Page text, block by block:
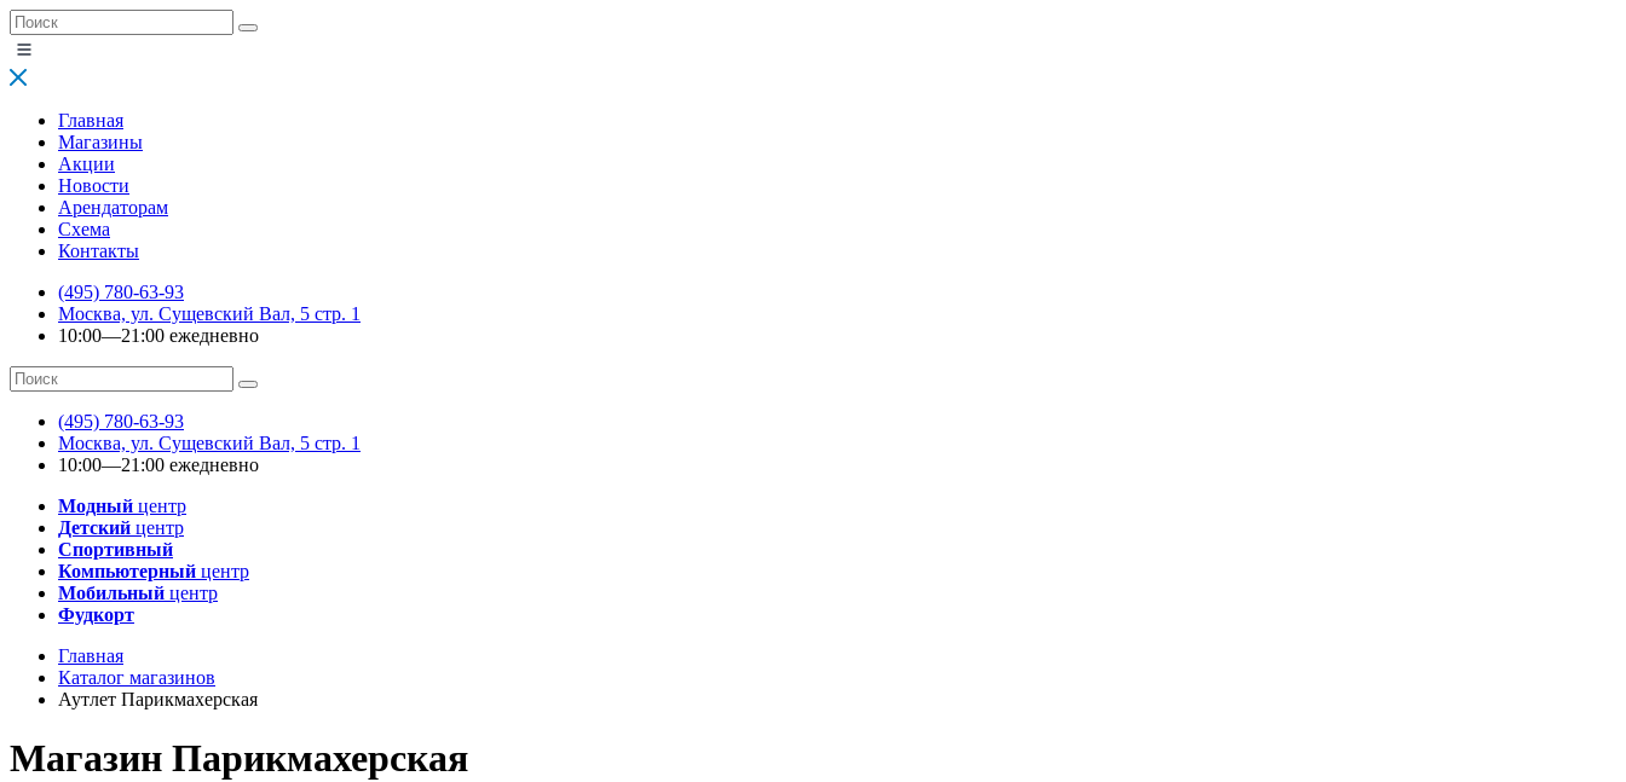
Главная
Магазины
Акции
Новости
Арендаторам
Схема
Контакты
(495) 780-63-93
Москва, ул. Сущевский Вал, 5 стр. 1
10:00—21:00 ежедневно
(495) 780-63-93
Москва, ул. Сущевский Вал, 5 стр. 1
10:00—21:00 ежедневно
Модный центр
Детский центр
Спортивный
Компьютерный центр
Мобильный центр
Фудкорт
Главная
Каталог магазинов
Аутлет Парикмахерская
Магазин Парикмахерская